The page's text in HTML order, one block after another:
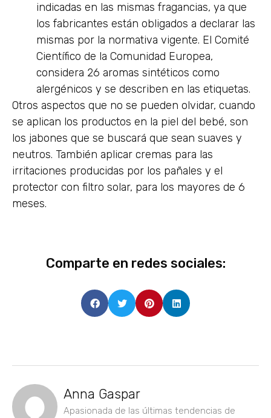
indicadas en las mismas fragancias, ya que
los fabricantes están obligados a declarar las
mismas por la normativa vigente. El Comité
Científico de la Comunidad Europea,
considera 26 aromas sintéticos como
alergénicos y se describen en las etiquetas.
Otros aspectos que no se pueden olvidar, cuando
se aplican los productos en la piel del bebé, son
los jabones que se buscará que sean suaves y
neutros. También aplicar cremas para las
irritaciones producidas por los pañales y el
protector con filtro solar, para los mayores de 6
meses.
Comparte en redes sociales:
Anna Gaspar
Apasionada de las últimas tendencias de